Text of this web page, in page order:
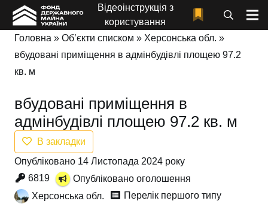
Відеоінструкція з
користування
Головна » Об’єкти списком » Херсонська обл. »
вбудовані приміщення в адмінбудівлі площею 97.2
кв. м
вбудовані приміщення в
адмінбудівлі площею 97.2 кв. м
В закладки
Опубліковано 14 Листопада 2024 року
6819
Опубліковано оголошення
Херсонська обл.
Перелік першого типу